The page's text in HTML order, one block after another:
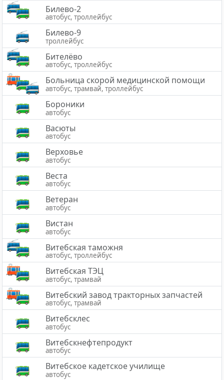
Билево-2
автобус, троллейбус
Билево-9
троллейбус
Бителёво
автобус, троллейбус
Больница скорой медицинской помощи
автобус, трамвай, троллейбус
Бороники
автобус
Васюты
автобус
Верховье
автобус
Веста
автобус
Ветеран
автобус
Вистан
автобус
Витебская таможня
автобус, троллейбус
Витебская ТЭЦ
автобус, трамвай
Витебский завод тракторных запчастей
автобус, трамвай
Витебсклес
автобус
Витебскнефтепродукт
автобус
Витебское кадетское училище
автобус